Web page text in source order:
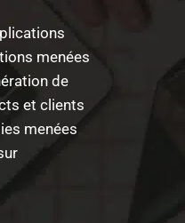
menées
de
et clients
menées